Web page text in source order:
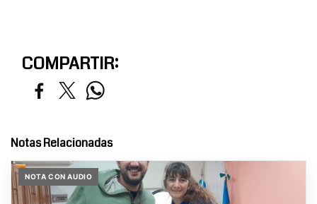
COMPARTIR:
Notas Relacionadas
NOTA CON AUDIO